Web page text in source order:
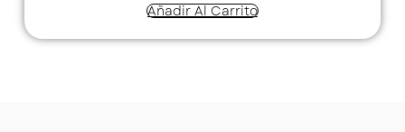
Añadir Al Carrito